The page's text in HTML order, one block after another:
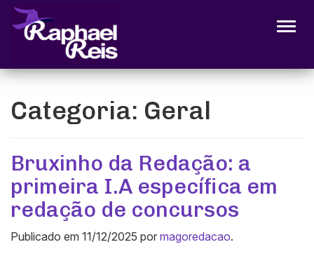
Categoria: Geral
Bruxinho da Redação: a
primeira I.A específica em
redação de concursos
Publicado em 11/12/2025 por magoredacao.